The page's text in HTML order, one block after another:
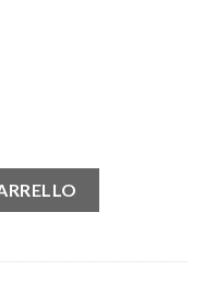
quantità